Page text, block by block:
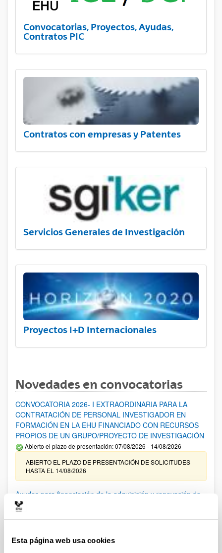
Esta página web usa cookies
Convocatorias, Proyectos, Ayudas,
Contratos PIC
Contratos con empresas y Patentes
Servicios Generales de Investigación
Proyectos I+D Internacionales
Novedades en convocatorias
CONVOCATORIA 2026- I EXTRAORDINARIA PARA LA
CONTRATACIÓN DE PERSONAL INVESTIGADOR EN
FORMACIÓN EN LA EHU FINANCIADO CON RECURSOS
PROPIOS DE UN GRUPO/PROYECTO DE INVESTIGACIÓN
Abierto el plazo de presentación: 07/08/2026 - 14/08/2026
ABIERTO EL PLAZO DE PRESENTACIÓN DE SOLICITUDES
HASTA EL 14/08/2026
Ayudas para financiación de la adquisición y renovación de
infraestructura científica y fondos bibliográficos en la
UPV/EHU 2026
25/03/2026: Corrección de errores del listado provisional de